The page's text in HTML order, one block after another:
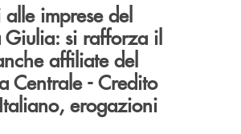
imprese del
Giulia: si rafforza il
affiliate del
Centrale - Credito
erogazioni